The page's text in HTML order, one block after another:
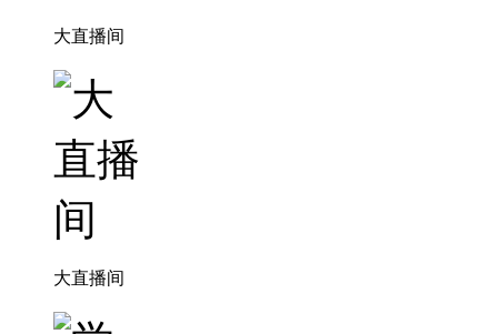
大直播间
大直播间